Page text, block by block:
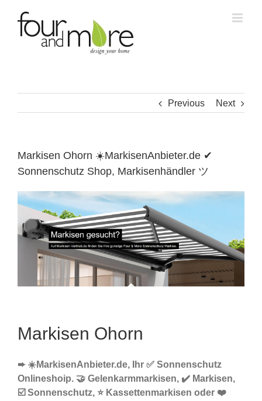
content
Previous Next
Markisen Ohorn ☀️MarkisenAnbieter.de ✔
Sonnenschutz Shop, Markisenhändler ツ
Markisen Ohorn
➨ ☀️MarkisenAnbieter.de, Ihr ✅ Sonnenschutz
Onlineshoip. 🤝 Gelenkarmmarkisen, ✔️ Markisen,
☑️ Sonnenschutz, ⭐ Kassettenmarkisen oder ❤️